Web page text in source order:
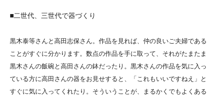
■二世代、三世代で器づくり
黒木泰等さんと高田志保さん。作品を見れば、仲の良いご夫婦である
ことがすぐに分かります。数点の作品を手に取って、それがたまたま
黒木さんの飯碗と高田さんの鉢だったり。黒木さんの作品を気に入っ
ている方に高田さんの器をお見せすると、「これもいいですねえ」と
すぐに気に入ってくれたり。そういうことが、まるかくでもよくある